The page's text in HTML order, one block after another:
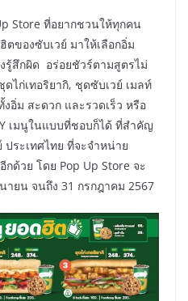
Store ที่อยากชวนให้ทุกคน
ตของซับเวย์ มาให้เลือกอิ่ม
รู้สึกผิด อร่อยชัวร์ตามสูตรไม่
ไก่เทอริยากิ, ชุดซับเวย์ เมลท์
อิ่ม สะดวก และรวดเร็ว หรือ
เมนูในแบบที่ชอบก็ได้ ที่สำคัญ
ระเทศไทย ที่จะจำหน่าย
ด้วย โดย Pop Up Store จะ
ายน จนถึง 31 กรกฎาคม 2567